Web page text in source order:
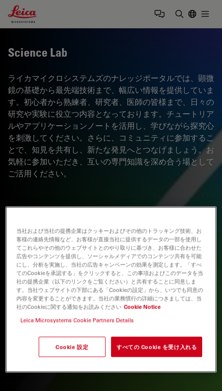
Leica Microsystems Logo
Science Lab
ライカマイクロシステムズのナレッジポータルでは、顕微
鏡の基礎から最先端技術まで、幅広い情報を提供していま
す。初心者から熟練者、研究者、医師の皆様まで、日々の
研究や実験に役立つ内容となっております。チュートリア
ルやアプリケーションノートを活用し、学びながら探究心
を刺激してください。さらに、コミュニティに参加するこ
とで、知見を共有し、新たな発見へとつなげましょう。お
気軽に参加いただき、互いの専門知識を深め合う場として
ご活用ください。
当社および当社の提携企業はクッキーおよびその他のトラッキング技術、お
客様の連絡先情報など、お客様が直接当社に提供するデータの一部を使用し
てこれらやその他のウェブサイトとのやり取りに基づき、お客様に合わせた
広告やコンテンツを提供し、ソーシャルメディアでのコンテンツ共有を可能
にし、分析を実施し、当社の広告キャンペーンの効果を測定します。「すべ
てのCookieを承認する」をクリックすると、この事項およびこのデータを当
社の提携企業（以下のリンクをご覧ください）と共有することに同意しま
す。当社ウェブサイトの下部にある「Cookieの設定」から、いつでも同意の
内容を変更することができます。当社の業務慣行の詳細につきましては、当
社のCookieに関する通知をお読みください Cookie Notice
Leica Microsystems Cookie Partners Details
Cookie 設定 すべての Cookie を受け入れる